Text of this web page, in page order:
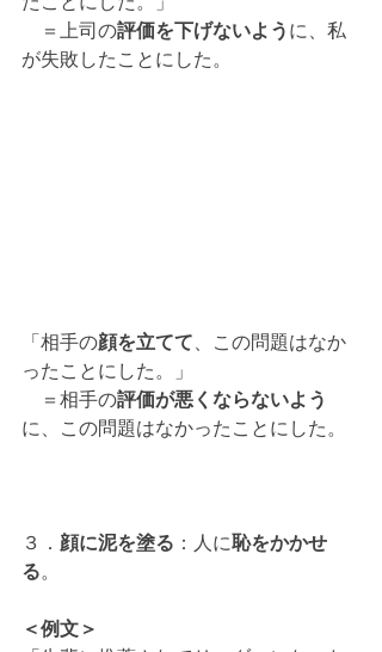
＝上司の評価を下げないよう に、私
が失敗したことにした。
「相手の顔を立てて 、この問題はなか
ったことにした。」
＝相手の評価が悪くならないよう
に、この問題はなかったことにした。
３． 顔に泥を塗る ：人に恥をかかせ
る。
＜例文＞